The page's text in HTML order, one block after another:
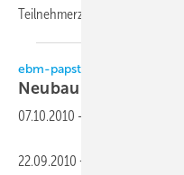
Teilnehmerzahlen der
ebm-papst
Neubau in
07.10.2010 -
22.09.2010 − Das ebm-papst